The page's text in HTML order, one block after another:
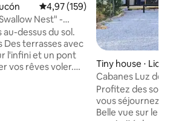
Évaluation moyenne sur la
4,97 (159)
Nest" -
Des terrasses avec
l'infini et un pont
vos rêves voler.
Tiny house ⋅
Cabanes Luz del
Profitez des sons
vous séjournez
Belle vue sur le